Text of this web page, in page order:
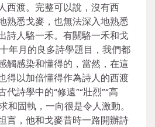
西渡。完整可以說，沒有西
熟悉戈麥，也無法深入地熟悉
詩人駱一禾。有關駱一禾和戈
年月的良多詩學題目，我們都
觸感染和懂得的，當然，在這
得以加倍懂得作為詩人的西渡
詩學中的“修遠”“壯烈”“高
和固執，一向很是令人激動。
言，他和戈麥昔時一路開辦詩